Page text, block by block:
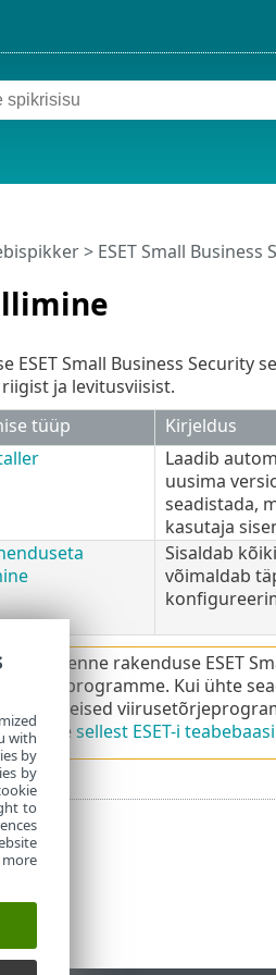
> ESET Small Business
ESET Small Business
ja levitusviisist.
tüüp
Kirjeldus
Laadib
uusima
seadistada,
kasutaja
Sisaldab
võimaldab
enne rakenduse ESET
Kui ühte
teised
leiate sellest ESET-i
with
by
by
to